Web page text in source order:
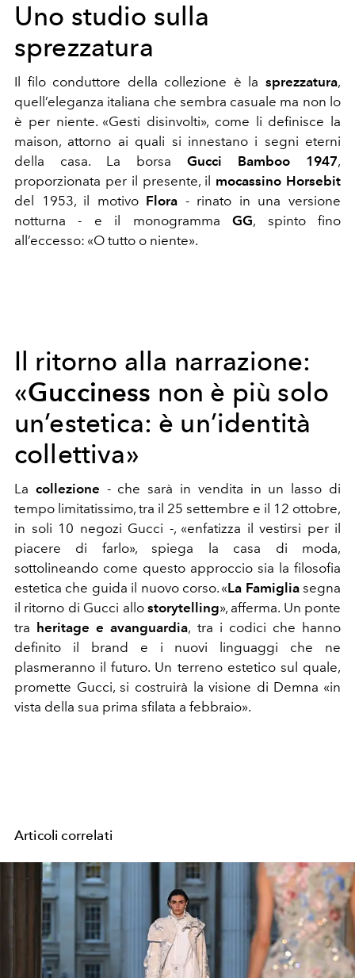
Uno studio sulla
sprezzatura
Il filo conduttore della collezione è la sprezzatura,
quell’eleganza italiana che sembra casuale ma non lo
è per niente. «Gesti disinvolti», come li definisce la
maison, attorno ai quali si innestano i segni eterni
della casa. La borsa Gucci Bamboo 1947,
proporzionata per il presente, il mocassino Horsebit
del 1953, il motivo Flora - rinato in una versione
notturna - e il monogrammaGG, spinto fino
all’eccesso: «O tutto o niente».
Il ritorno alla narrazione:
«Gucciness non è più solo
un’estetica: è un’identità
collettiva»
La collezione - che sarà in vendita in un lasso di
tempo limitatissimo, tra il 25 settembre e il 12 ottobre,
in soli 10 negozi Gucci -, «enfatizza il vestirsi per il
piacere di farlo», spiega la casa di moda,
sottolineando come questo approccio sia la filosofia
estetica che guida il nuovo corso. «La Famigliasegna
il ritorno di Gucci allo storytelling», afferma. Un ponte
tra heritage e avanguardia, tra i codici che hanno
definito il brand e i nuovi linguaggi che ne
plasmeranno il futuro. Un terreno estetico sul quale,
promette Gucci, si costruirà la visione di Demna «in
vista della sua prima sfilata a febbraio».
Articoli correlati